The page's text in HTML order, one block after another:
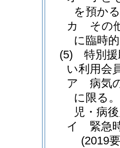
を預か
カ
その
に臨時
(5)
特別
い利用会
ア
病気
に限る
児・病
イ
緊急
(2019